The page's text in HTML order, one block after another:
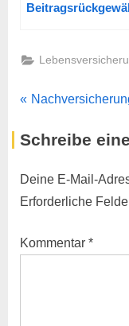
P
e
i
o
s
Schreibe
Deine E-Mail-
Erforderliche
Kommentar *